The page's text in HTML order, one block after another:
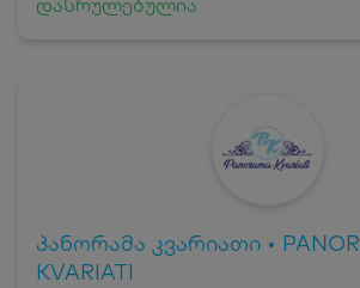
პანორამა კვარიათი •
KVARIATI